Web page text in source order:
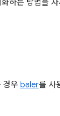
하는 방법을
경우 baler를 사